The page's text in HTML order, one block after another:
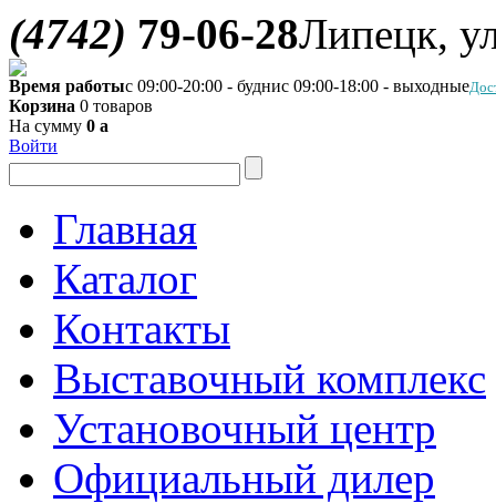
(4742) 79-06-28Липецк,
Время работыс 09:00-20:00 - буднис 09:00-18:00 - выходные
Корзина 0 товаров
На сумму 0 a
Войти
Главная
Каталог
Контакты
Выставочный комплекс
Установочный центр
Официальный дилер